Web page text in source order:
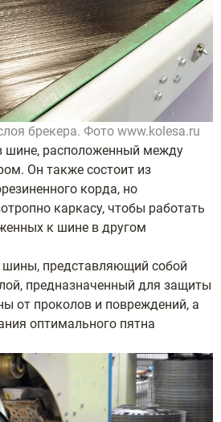
брекера. Фото www.kolesa.ru
шине, расположенный между
Он также состоит из
корда, но
каркасу, чтобы работать
к шине в другом
шины, представляющий собой
предназначенный для защиты
от проколов и повреждений, а
оптимального пятна